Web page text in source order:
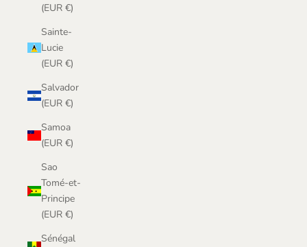
(EUR €)
Sainte-
Lucie
(EUR €)
Salvador
(EUR €)
Samoa
(EUR €)
Sao
Tomé-et-
Principe
(EUR €)
Sénégal